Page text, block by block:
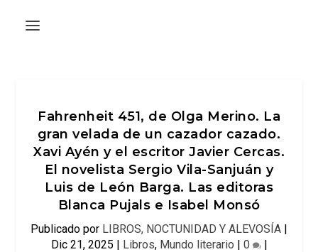
Fahrenheit 451, de Olga Merino. La
gran velada de un cazador cazado.
Xavi Ayén y el escritor Javier Cercas.
El novelista Sergio Vila-Sanjuán y
Luis de León Barga. Las editoras
Blanca Pujals e Isabel Monsó
Publicado por LIBROS, NOCTUNIDAD Y ALEVOSÍA |
Dic 21, 2025 | Libros, Mundo literario | 0 |